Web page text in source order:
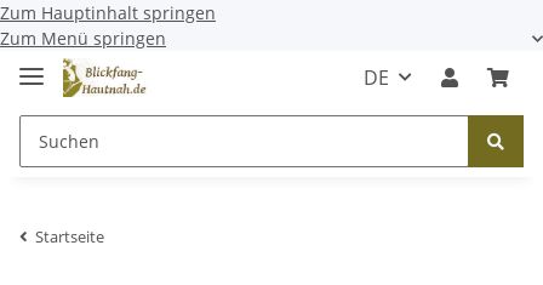
Zum Hauptinhalt springen
Zum Menü springen
DE
Startseite